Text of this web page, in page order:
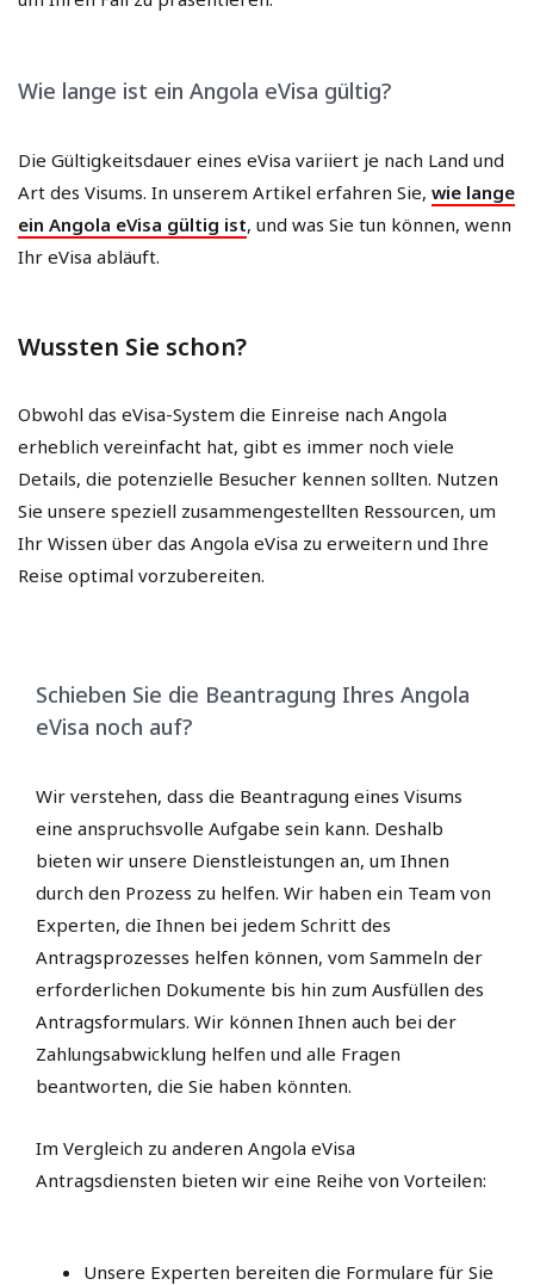
Wie lange ist ein Angola eVisa gültig?
Die Gültigkeitsdauer eines eVisa variiert je nach Land und
Art des Visums. In unserem Artikel erfahren Sie, wie lange
ein Angola eVisa gültig ist, und was Sie tun können, wenn
Ihr eVisa abläuft.
Wussten Sie schon?
Obwohl das eVisa-System die Einreise nach Angola
erheblich vereinfacht hat, gibt es immer noch viele
Details, die potenzielle Besucher kennen sollten. Nutzen
Sie unsere speziell zusammengestellten Ressourcen, um
Ihr Wissen über das Angola eVisa zu erweitern und Ihre
Reise optimal vorzubereiten.
Schieben Sie die Beantragung Ihres Angola
eVisa noch auf?
Wir verstehen, dass die Beantragung eines Visums
eine anspruchsvolle Aufgabe sein kann. Deshalb
bieten wir unsere Dienstleistungen an, um Ihnen
durch den Prozess zu helfen. Wir haben ein Team von
Experten, die Ihnen bei jedem Schritt des
Antragsprozesses helfen können, vom Sammeln der
erforderlichen Dokumente bis hin zum Ausfüllen des
Antragsformulars. Wir können Ihnen auch bei der
Zahlungsabwicklung helfen und alle Fragen
beantworten, die Sie haben könnten.
Im Vergleich zu anderen Angola eVisa
Antragsdiensten bieten wir eine Reihe von Vorteilen:
Unsere Experten bereiten die Formulare für Sie